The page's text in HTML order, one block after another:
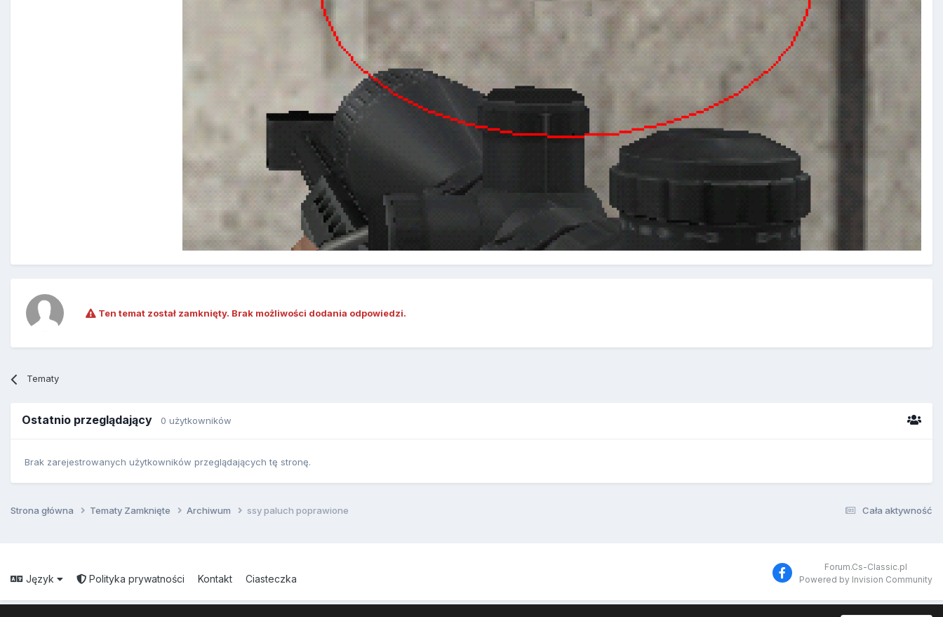
Ten temat został zamknięty. Brak możliwości dodania odpowiedzi.
Tematy
Ostatnio przeglądający 0 użytkowników
Brak zarejestrowanych użytkowników przeglądających tę stronę.
Cała aktywność
Strona główna Tematy Zamknięte Archiwum ssy paluch poprawione
Język Polityka prywatności Kontakt Ciasteczka
Forum.Cs-Classic.pl
Powered by Invision Community